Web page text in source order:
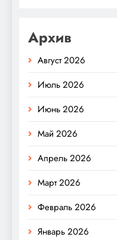
Архив
Август 2026
Июль 2026
Июнь 2026
Май 2026
Апрель 2026
Март 2026
Февраль 2026
Январь 2026